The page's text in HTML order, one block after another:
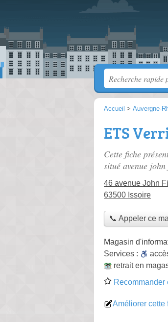
Accueil > Auvergne-
ETS
Cette fiche
situé avenue
46 avenue John
63500 Issoire
📞 Appeler ce
Magasin
Services :
retrait en
Recommander
Améliorer cette